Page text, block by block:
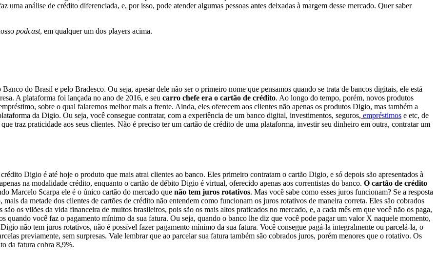
análise de crédito diferenciada, e, por isso, pode atender algumas pessoas antes deixadas à margem desse mercado. Quer saber
podcast, em qualquer um dos players acima.
Banco do Brasil e pelo Bradesco. Ou seja, apesar dele não ser o primeiro nome que pensamos quando se trata de bancos digitais, ele está
A plataforma foi lançada no ano de 2016, e seu carro chefe era o cartão de crédito. Ao longo do tempo, porém, novos produtos
sobre o qual falaremos melhor mais a frente. Ainda, eles oferecem aos clientes não apenas os produtos Digio, mas também a
da Digio. Ou seja, você consegue contratar, com a experiência de um banco digital, investimentos, seguros, empréstimos e etc, de
traz praticidade aos seus clientes. Não é preciso ter um cartão de crédito de uma plataforma, investir seu dinheiro em outra, contratar um
Digio é até hoje o produto que mais atrai clientes ao banco. Eles primeiro contratam o cartão Digio, e só depois são apresentados à
na modalidade crédito, enquanto o cartão de débito Digio é virtual, oferecido apenas aos correntistas do banco. O cartão de crédito
Marcelo Scarpa ele é o único cartão do mercado que não tem juros rotativos. Mas você sabe como esses juros funcionam? Se a resposta
da metade dos clientes de cartões de crédito não entendem como funcionam os juros rotativos de maneira correta. Eles são cobrados
os vilões da vida financeira de muitos brasileiros, pois são os mais altos praticados no mercado, e, a cada mês em que você não os paga,
quando você faz o pagamento mínimo da sua fatura. Ou seja, quando o banco lhe diz que você pode pagar um valor X naquele momento,
não tem juros rotativos, não é possível fazer pagamento mínimo da sua fatura. Você consegue pagá-la integralmente ou parcelá-la, o
previamente, sem surpresas. Vale lembrar que ao parcelar sua fatura também são cobrados juros, porém menores que o rotativo. Os
da fatura cobra 8,9%.